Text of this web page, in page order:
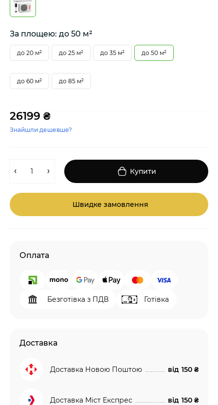
За площею: до 50 м²
до 20 м² до 25 м² до 35 м² до 50 м²
до 60 м² до 85 м²
26199 ₴
Знайшли дешевше?
Купити
Швидке замовлення
Оплата
Безготівка з ПДВ Готівка
Доставка
Доставка Новою Поштою від 150 ₴
Доставка Міст Експрес від 150 ₴